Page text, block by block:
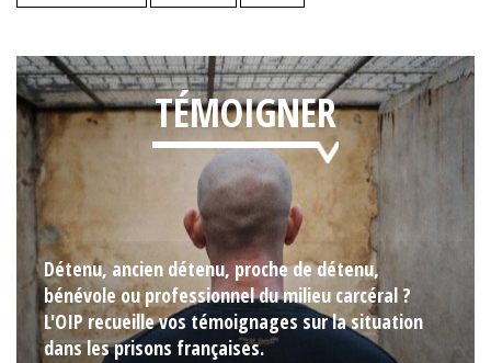
TÉMOIGNER
Détenu, ancien détenu, proche de détenu,
bénévole ou professionnel du milieu carcéral ?
L'OIP recueille vos témoignages sur la situation
dans les prisons françaises.